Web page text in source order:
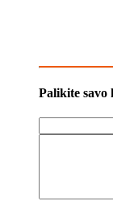
Palikite savo